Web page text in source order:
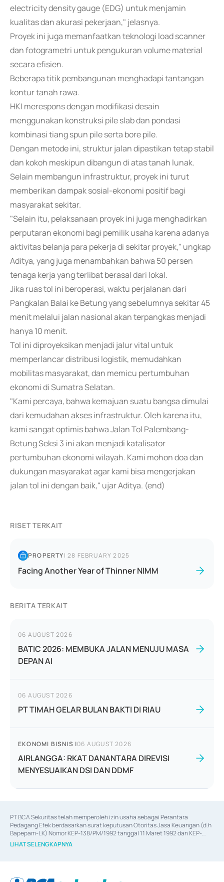
electricity density gauge (EDG) untuk menjamin
kualitas dan akurasi pekerjaan," jelasnya.
Proyek ini juga memanfaatkan teknologi load scanner
dan fotogrametri untuk pengukuran volume material
secara efisien.
Beberapa titik pembangunan menghadapi tantangan
kontur tanah rawa.
HKI merespons dengan modifikasi desain
menggunakan konstruksi pile slab dan pondasi
kombinasi tiang spun pile serta bore pile.
Dengan metode ini, struktur jalan dipastikan tetap stabil
dan kokoh meskipun dibangun di atas tanah lunak.
Selain membangun infrastruktur, proyek ini turut
memberikan dampak sosial-ekonomi positif bagi
masyarakat sekitar.
"Selain itu, pelaksanaan proyek ini juga menghadirkan
perputaran ekonomi bagi pemilik usaha karena adanya
aktivitas belanja para pekerja di sekitar proyek," ungkap
Aditya, yang juga menambahkan bahwa 50 persen
tenaga kerja yang terlibat berasal dari lokal.
Jika ruas tol ini beroperasi, waktu perjalanan dari
Pangkalan Balai ke Betung yang sebelumnya sekitar 45
menit melalui jalan nasional akan terpangkas menjadi
hanya 10 menit.
Tol ini diproyeksikan menjadi jalur vital untuk
memperlancar distribusi logistik, memudahkan
mobilitas masyarakat, dan memicu pertumbuhan
ekonomi di Sumatra Selatan.
"Kami percaya, bahwa kemajuan suatu bangsa dimulai
dari kemudahan akses infrastruktur. Oleh karena itu,
kami sangat optimis bahwa Jalan Tol Palembang-
Betung Seksi 3 ini akan menjadi katalisator
pertumbuhan ekonomi wilayah. Kami mohon doa dan
dukungan masyarakat agar kami bisa mengerjakan
jalan tol ini dengan baik," ujar Aditya. (end)
RISET TERKAIT
PROPERTY|28 FEBRUARY 2025
Facing Another Year of Thinner NIMM
BERITA TERKAIT
06 AUGUST 2026
BATIC 2026: MEMBUKA JALAN MENUJU MASA
DEPAN AI
06 AUGUST 2026
PT TIMAH GELAR BULAN BAKTI DI RIAU
EKONOMI BISNIS |06 AUGUST 2026
AIRLANGGA: RKAT DANANTARA DIREVISI
MENYESUAIKAN DSI DAN DDMF
PT BCA Sekuritas telah memperoleh izin usaha sebagai Perantara
Pedagang Efek berdasarkan surat keputusan Otoritas Jasa Keuangan (d.h
Bapepam-LK) Nomor KEP-138/PM/1992 tanggal 11 Maret 1992 dan KEP-
06/D.04/2014 tanggal 28 Februari 2014, izin usaha sebagai Penjamin Emisi
Efek berdasarkan surat keputusan Otoritas Jasa Keuangan Nomor KEP-
LIHAT SELENGKAPNYA